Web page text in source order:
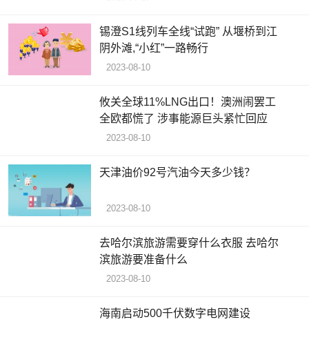
锡澄S1线列车全线“试跑” 从堰桥到江
阴外滩,“小红”一路畅行
2023-08-10
攸关全球11%LNG出口！澳洲闹罢工
全欧都慌了 涉事能源巨头紧忙回应
2023-08-10
天津油价92号汽油今天多少钱？
2023-08-10
去哈尔滨旅游需要穿什么衣服 去哈尔
滨旅游要准备什么
2023-08-10
海南启动500千伏数字电网建设